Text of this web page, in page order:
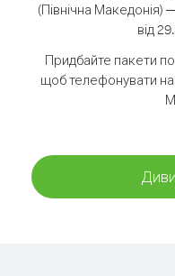
(Північна
від
Придбайте пакети
щоб телефонувати